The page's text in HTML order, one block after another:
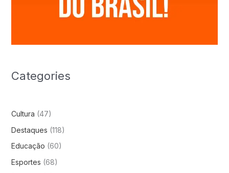
Categories
Cultura (47)
Destaques (118)
Educação (60)
Esportes (68)